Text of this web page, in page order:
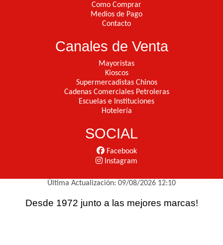
Como Comprar
Medios de Pago
Contacto
Canales de Venta
Mayoristas
Kioscos
Supermercadistas Chinos
Cadenas Comerciales Petroleras
Escuelas e Instituciones
Hotelería
SOCIAL
Facebook
Instagram
Última Actualización: 09/08/2026 12:10
Desde 1972 junto a las mejores marcas!